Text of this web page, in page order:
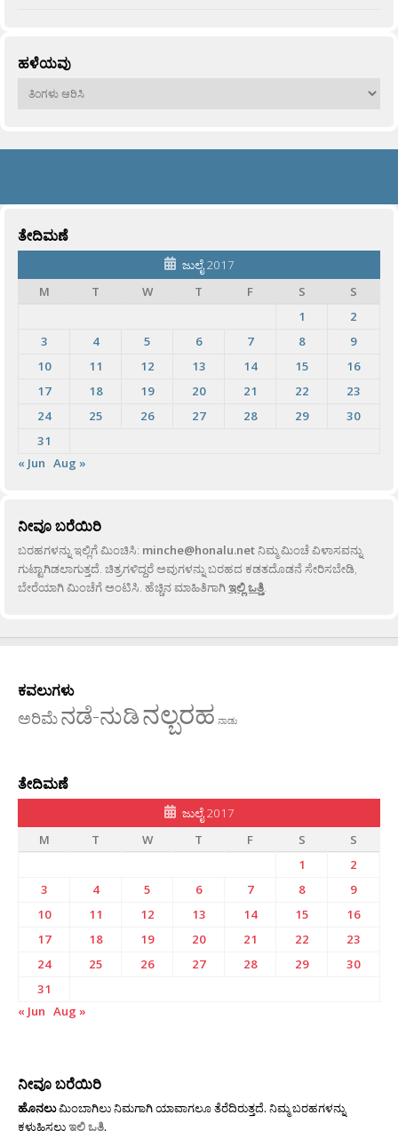
ಹಳೆಯವು
ಹಳೆಯವು
ತೇದಿಮಣೆ
ಜುಲೈ 2017
M
T W T F S
S
1
2
3
4 5 6 7 8
9
10
11 12 13 14 15
16
17
18 19 20 21 22
23
24
25 26 27 28 29
30
31
« Jun Aug »
ನೀವೂ ಬರೆಯಿರಿ
ಬರಹಗಳನ್ನು ಇಲ್ಲಿಗೆ ಮಿಂಚಿಸಿ: minche@honalu.netನಿಮ್ಮ ಮಿಂಚೆ ವಿಳಾಸವನ್ನು
ಗುಟ್ಟಾಗಿಡಲಾಗುತ್ತದೆ. ಚಿತ್ರಗಳಿದ್ದರೆ ಅವುಗಳನ್ನು ಬರಹದ ಕಡತದೊಡನೆ ಸೇರಿಸಬೇಡಿ,
ಬೇರೆಯಾಗಿ ಮಿಂಚೆಗೆ ಅಂಟಿಸಿ. ಹೆಚ್ಚಿನ ಮಾಹಿತಿಗಾಗಿಇಲ್ಲಿ ಒತ್ತಿ.
ಕವಲುಗಳು
ಅರಿಮೆನಡೆ-ನುಡಿನಲ್ಬರಹ ನಾಡು
ತೇದಿಮಣೆ
ಜುಲೈ 2017
M
T W T F S
S
1
2
3
4 5 6 7 8
9
10
11 12 13 14 15
16
17
18 19 20 21 22
23
24
25 26 27 28 29
30
31
« Jun Aug »
ನೀವೂ ಬರೆಯಿರಿ
ಹೊನಲುಮಿಂಬಾಗಿಲು ನಿಮಗಾಗಿ ಯಾವಾಗಲೂ ತೆರೆದಿರುತ್ತದೆ. ನಿಮ್ಮ ಬರಹಗಳನ್ನು
ಕಳುಹಿಸಲುಇಲ್ಲಿ ಒತ್ತಿ.